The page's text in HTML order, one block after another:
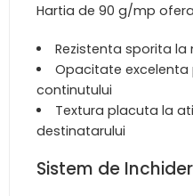
Hartia de 90 g/mp
Rezistenta sporita la
Opacitate
continutului
Textura placuta la
destinatarului
Sistem de